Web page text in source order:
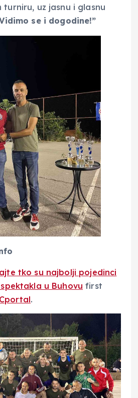
turniru, uz jasnu i glasnu
se i dogodine!”
tko su najbolji pojedinci
u Buhovu first
.